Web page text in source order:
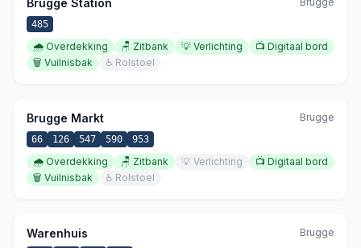
Brugge Station
485
🌧️ Overdekking 🪑 Zitbank 💡 Verlichting 📺 Digitaal bord
🗑️ Vuilnisbak ♿ Rolstoel
Brugge Markt Brugge
66 126 547 590 953
🌧️ Overdekking 🪑 Zitbank 💡 Verlichting 📺 Digitaal bord
🗑️ Vuilnisbak ♿ Rolstoel
Warenhuis Brugge